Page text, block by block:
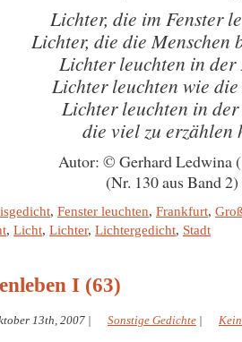
Lichter, die im Fenster
Lichter, die die Menschen
Lichter leuchten in der
Lichter leuchten wie die
Lichter leuchten in der
die viel zu erzählen
Autor: © Gerhard Ledwina
(Nr. 130 aus Band 2)
, Fenster leuchten, Frankfurt,
, Licht, Lichter, Lichtergedicht, Stadt
I (63)
13th, 2007 | Sonstige Gedichte |